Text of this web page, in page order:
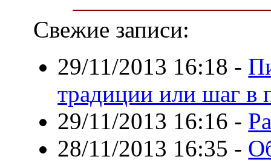
Свежие записи:
29/11/2013 16:18 -
традиции или шаг в
29/11/2013 16:16 -
28/11/2013 16:35 -